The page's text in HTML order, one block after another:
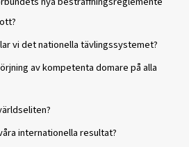
vi det nationella tävlingssystemet?
av kompetenta domare på alla
internationella resultat?